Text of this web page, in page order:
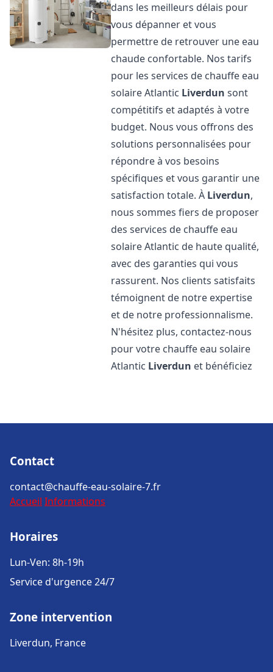
dans les meilleurs délais pour
vous dépanner et vous
permettre de retrouver une eau
chaude confortable. Nos tarifs
pour les services de chauffe eau
solaire Atlantic Liverdun sont
compétitifs et adaptés à votre
budget. Nous vous offrons des
solutions personnalisées pour
répondre à vos besoins
spécifiques et vous garantir une
satisfaction totale. À Liverdun,
nous sommes fiers de proposer
des services de chauffe eau
solaire Atlantic de haute qualité,
avec des garanties qui vous
rassurent. Nos clients satisfaits
témoignent de notre expertise
et de notre professionnalisme.
N'hésitez plus, contactez-nous
pour votre chauffe eau solaire
Atlantic Liverdun et bénéficiez
Contact
contact@chauffe-eau-solaire-7.fr
Accueil Informations
Horaires
Lun-Ven: 8h-19h
Service d'urgence 24/7
Zone intervention
Liverdun, France